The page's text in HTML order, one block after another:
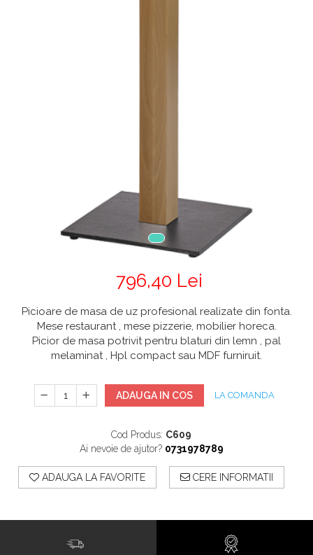
796,40 Lei
Picioare de masa de uz profesional realizate din fonta.
Mese restaurant , mese pizzerie, mobilier horeca.
Picior de masa potrivit pentru blaturi din lemn , pal
melaminat , Hpl compact sau MDF furniruit.
ADAUGA IN COS LA COMANDA
Cod Produs: C609
Ai nevoie de ajutor? 0731978789
ADAUGA LA FAVORITE CERE INFORMATII